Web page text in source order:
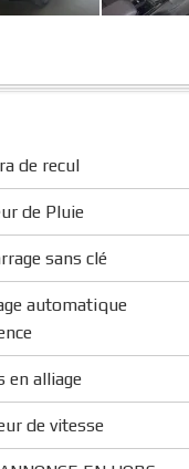
de recul
de Pluie
sans clé
automatique
en alliage
de vitesse